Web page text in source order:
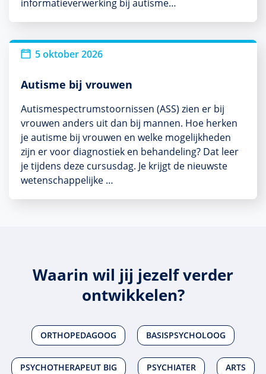
informatieverwerking bij autisme…
5 oktober 2026
Autisme bij vrouwen
Autismespectrumstoornissen (ASS) zien er bij
vrouwen anders uit dan bij mannen. Hoe herken
je autisme bij vrouwen en welke mogelijkheden
zijn er voor diagnostiek en behandeling? Dat leer
je tijdens deze cursusdag. Je krijgt de nieuwste
wetenschappelijke …
Waarin wil jij jezelf verder
ontwikkelen?
ORTHOPEDAGOOG BASISPSYCHOLOOG
PSYCHOTHERAPEUT BIG PSYCHIATER ARTS